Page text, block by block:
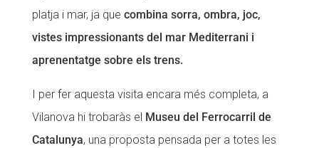
platja i mar, ja que combina sorra, ombra, joc,
vistes impressionants del mar Mediterrani i
aprenentatge sobre els trens.
I per fer aquesta visita encara més completa, a
Vilanova hi trobaràs el Museu del Ferrocarril de
Catalunya, una proposta pensada per a totes les